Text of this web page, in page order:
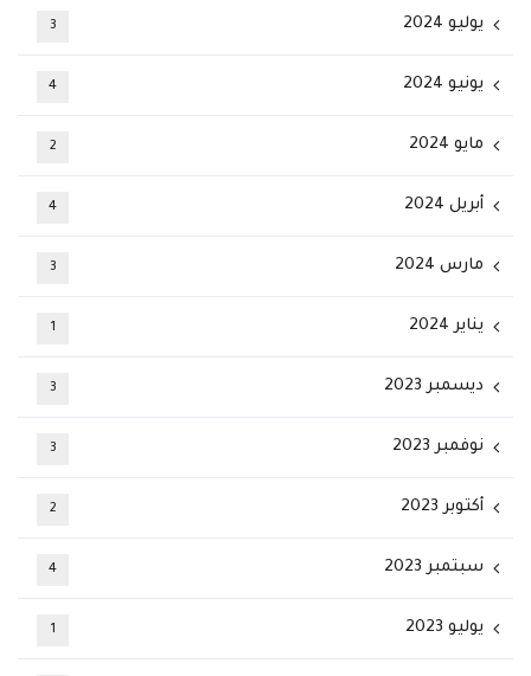
يوليو 2024 3
يونيو 2024 4
مايو 2024 2
أبريل 2024 4
مارس 2024 3
يناير 2024 1
ديسمبر 2023 3
نوفمبر 2023 3
أكتوبر 2023 2
سبتمبر 2023 4
يوليو 2023 1